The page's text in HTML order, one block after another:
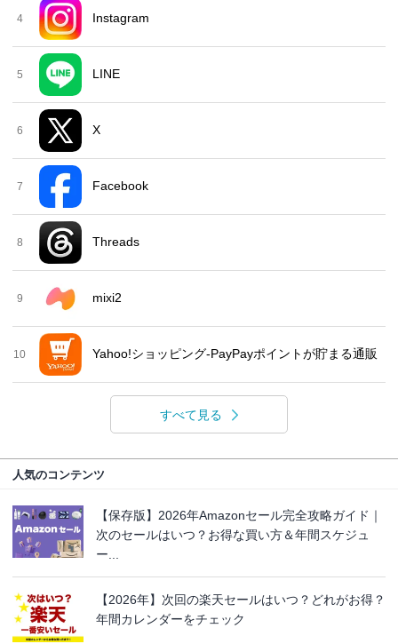
4 Instagram
5 LINE
6 X
7 Facebook
8 Threads
9 mixi2
10 Yahoo!ショッピング-PayPayポイントが貯まる通販
すべて見る
人気のコンテンツ
【保存版】2026年Amazonセール完全攻略ガイド｜
次のセールはいつ？お得な買い方＆年間スケジュ
ー...
【2026年】次回の楽天セールはいつ？どれがお得？
年間カレンダーをチェック